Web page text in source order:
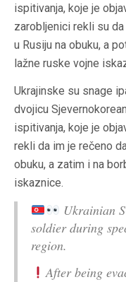
ispitivanja, koje je
zarobljenici rekli su
u Rusiju na obuku, a
lažne ruske vojne
Ukrajinske su snage
dvojicu
ispitivanja, koje je
rekli da im je rečeno
obuku, a zatim i na
iskaznice.
Ukrainian
soldier during
region.
After being